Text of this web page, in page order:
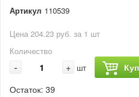
Артикул 110539
Цена 204.23 руб. за 1 шт
Количество
- + шт
Остаток: 39